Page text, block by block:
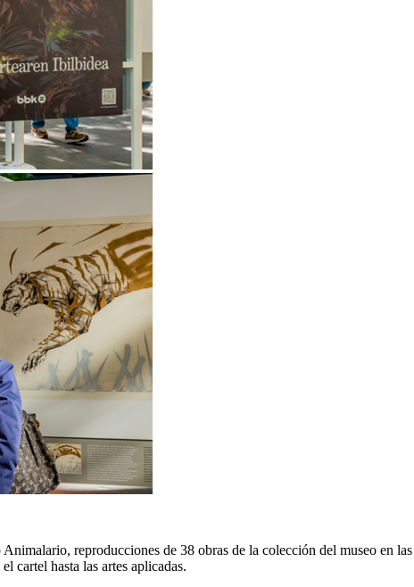
Animalario, reproducciones de 38 obras de la colección del museo en
cartel hasta las artes aplicadas.